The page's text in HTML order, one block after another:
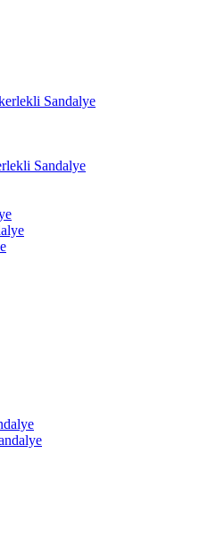
Sandalye
Sandalye